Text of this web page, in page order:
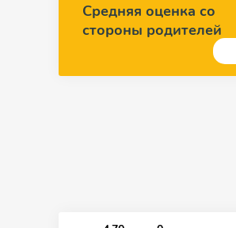
Средняя оценка со
стороны родителей